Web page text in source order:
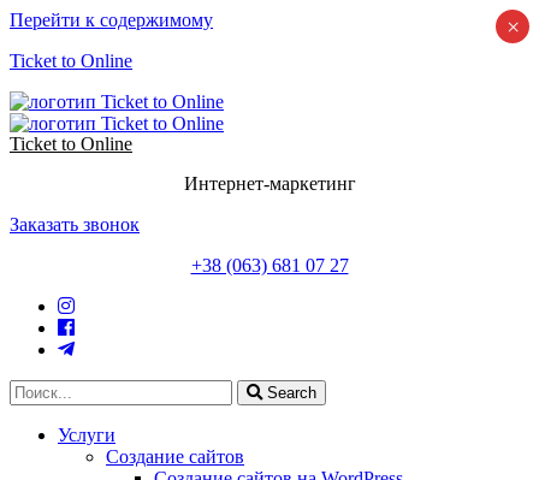
Перейти к содержимому
Ticket to Online
Ticket to Online
Интернет-маркетинг
Заказать звонок
+38 (063) 681 07 27
Search
Услуги
Создание сайтов
×